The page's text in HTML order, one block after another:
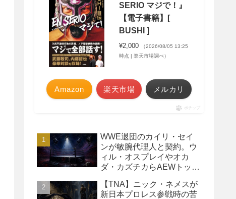
SERIO マジで！』
【電子書籍】[
BUSHI ]
¥2,000
（2026/08/05 13:25
時点 | 楽天市場調べ）
Amazon 楽天市場 メルカリ
ポチップ
WWE退団のカイリ・セイ
ンが敏腕代理人と契約。ウ
ィル・オスプレイやオカ
ダ・カズチカらAEWトップ
【TNA】ニック・ネメスが
新日本プロレス参戦時の苦